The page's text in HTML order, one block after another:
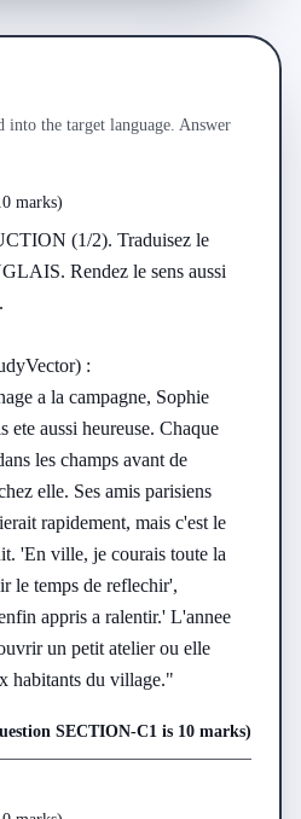
the target language. Answer
marks)
(1/2). Traduisez le
Rendez le sens aussi
:
a la campagne, Sophie
ete aussi heureuse. Chaque
les champs avant de
elle. Ses amis parisiens
rapidement, mais c'est le
'En ville, je courais toute la
le temps de reflechir',
appris a ralentir.' L'annee
un petit atelier ou elle
habitants du village."
SECTION-C1 is 10 marks)